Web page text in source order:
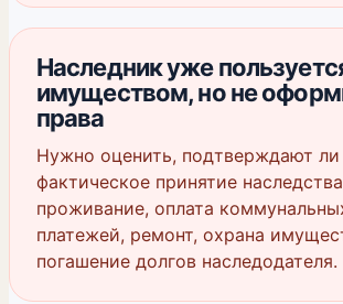
Наследник уже
имуществом, но не
права
Нужно оценить, подтверждают ли
фактическое принятие
проживание, оплата
платежей, ремонт, охрана
погашение долгов наследодателя.